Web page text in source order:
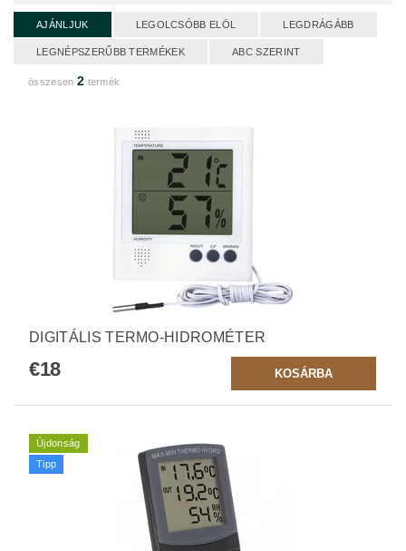
AJÁNLJUK LEGOLCSÓBB ELÖL LEGDRÁGÁBB
LEGNÉPSZERŰBB TERMÉKEK ABC SZERINT
összesen 2 termék
DIGITÁLIS TERMO-HIDROMÉTER
€18
Újdonság
Tipp